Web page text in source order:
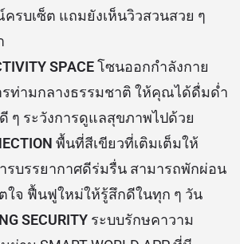
รบเซ็ต แถมยังเห็นวิวสวนสวย ๆ
SPACEโซนออกกำลังกาย
ท่ามกลางธรรมชาติ ให้คุณได้ดื่มด่ำ
ๆ ระวังการดูแลสุขภาพไปด้วย
พื้นที่สีเขียวที่เติมเต็มให้
รบรรยากาศดีร่มรื่น สามารถพักผ่อน
ใจ ฟื้นฟูใหม่ให้รู้สึกดีในทุก ๆ วัน
SECURITY ระบบรักษคาวาม